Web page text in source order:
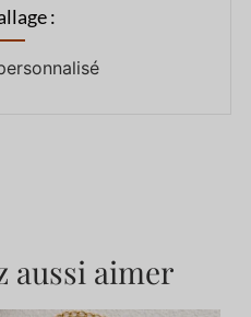
:
aussi aimer